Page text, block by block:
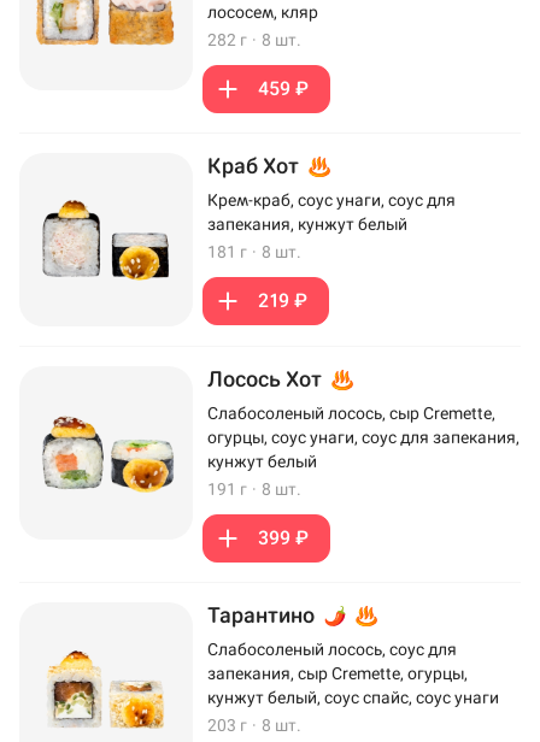
лососем, кляр
282 г · 8 шт.
459 ₽
Краб Хот
Крем-краб, соус унаги, соус для
запекания, кунжут белый
181 г · 8 шт.
219 ₽
Лосось Хот
Слабосоленый лосось, сыр Cremette,
огурцы, соус унаги, соус для запекания,
кунжут белый
191 г · 8 шт.
399 ₽
Тарантино
Слабосоленый лосось, соус для
запекания, сыр Cremette, огурцы,
кунжут белый, соус спайс, соус унаги
203 г · 8 шт.